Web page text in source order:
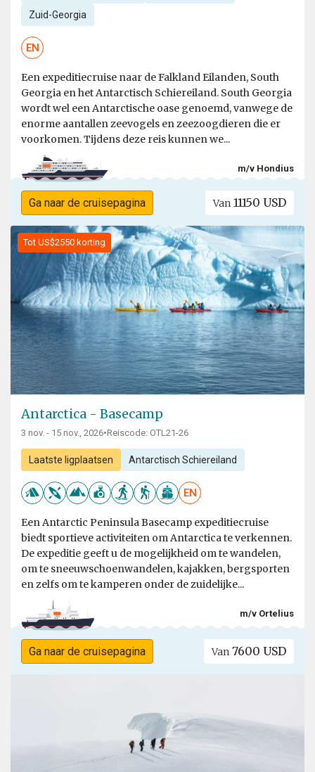
Zuid-Georgia
EN
Een expeditiecruise naar de Falkland Eilanden, South
Georgia en het Antarctisch Schiereiland. South Georgia
wordt wel een Antarctische oase genoemd, vanwege de
enorme aantallen zeevogels en zeezoogdieren die er
voorkomen. Tijdens deze reis kunnen we...
m/v Hondius
Ga naar de cruisepagina Van 11150 USD
Tot US$2550 korting
Antarctica - Basecamp
3 nov. - 15 nov., 2026•Reiscode: OTL21-26
Laatste ligplaatsen Antarctisch Schiereiland
EN
Een Antarctic Peninsula Basecamp expeditiecruise
biedt sportieve activiteiten om Antarctica te verkennen.
De expeditie geeft u de mogelijkheid om te wandelen,
om te sneeuwschoenwandelen, kajakken, bergsporten
en zelfs om te kamperen onder de zuidelijke...
m/v Ortelius
Ga naar de cruisepagina Van 7600 USD